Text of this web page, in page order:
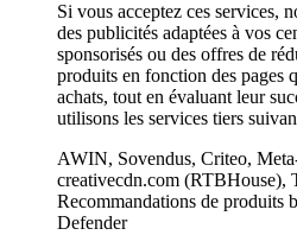
Si vous acceptez ces services,
des publicités adaptées à vos
sponsorisés ou des offres de
produits en fonction des pages
achats, tout en évaluant leur
utilisons les services tiers
AWIN, Sovendus, Criteo,
creativecdn.com (RTBHouse),
Recommandations de produits
Defender